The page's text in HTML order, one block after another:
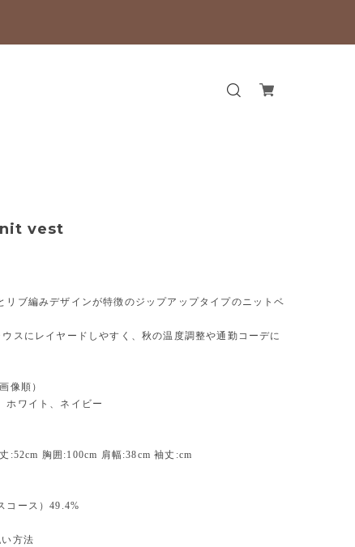
vest
リブ編みデザインが特徴のジップアップタイプのニットベ
スにレイヤードしやすく、秋の温度調整や通勤コーデに
像順）
ホワイト、ネイビー
:52cm 胸囲:100cm 肩幅:38cm 袖丈:cm
コース）49.4%
方法